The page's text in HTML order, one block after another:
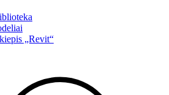
„Revit“